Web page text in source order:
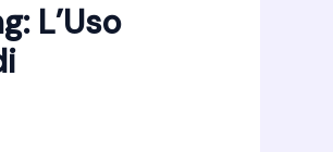
L’Uso